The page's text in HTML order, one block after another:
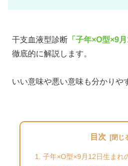
干支血液型診断 「子年×O型×9
徹底的に解説します。
いい意味や悪い意味も分かりや
目次
子年×O型×9月12日生まれ